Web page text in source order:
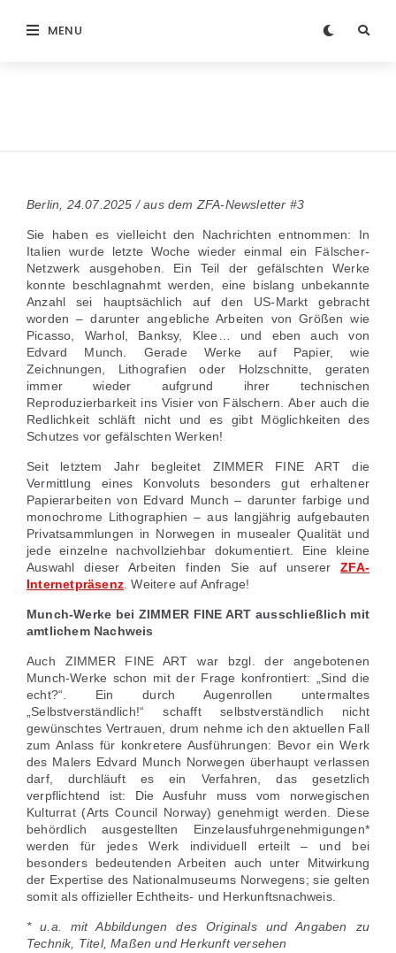
MENU
Berlin, 24.07.2025 / aus dem ZFA-Newsletter #3
Sie haben es vielleicht den Nachrichten entnommen: In
Italien wurde letzte Woche wieder einmal ein Fälscher-
Netzwerk ausgehoben. Ein Teil der gefälschten Werke
konnte beschlagnahmt werden, eine bislang unbekannte
Anzahl sei hauptsächlich auf den US-Markt gebracht
worden – darunter angebliche Arbeiten von Größen wie
Picasso, Warhol, Banksy, Klee… und eben auch von
Edvard Munch. Gerade Werke auf Papier, wie
Zeichnungen, Lithografien oder Holzschnitte, geraten
immer wieder aufgrund ihrer technischen
Reproduzierbarkeit ins Visier von Fälschern. Aber auch die
Redlichkeit schläft nicht und es gibt Möglichkeiten des
Schutzes vor gefälschten Werken!
Seit letztem Jahr begleitet ZIMMER FINE ART die
Vermittlung eines Konvoluts besonders gut erhaltener
Papierarbeiten von Edvard Munch – darunter farbige und
monochrome Lithographien – aus langjährig aufgebauten
Privatsammlungen in Norwegen in musealer Qualität und
jede einzelne nachvollziehbar dokumentiert. Eine kleine
Auswahl dieser Arbeiten finden Sie auf unsererZFA-
Internetpräsenz . Weitere auf Anfrage!
Munch-Werke bei ZIMMER FINE ART ausschließlich mit
amtlichem Nachweis
Auch ZIMMER FINE ART war bzgl. der angebotenen
Munch-Werke schon mit der Frage konfrontiert: „Sind die
echt?“. Ein durch Augenrollen untermaltes
„Selbstverständlich!“ schafft selbstverständlich nicht
gewünschtes Vertrauen, drum nehme ich den aktuellen Fall
zum Anlass für konkretere Ausführungen: Bevor ein Werk
des Malers Edvard Munch Norwegen überhaupt verlassen
darf, durchläuft es ein Verfahren, das gesetzlich
verpflichtend ist: Die Ausfuhr muss vom norwegischen
Kulturrat (Arts Council Norway) genehmigt werden. Diese
behördlich ausgestellten Einzelausfuhrgenehmigungen*
werden für jedes Werk individuell erteilt – und bei
besonders bedeutenden Arbeiten auch unter Mitwirkung
der Expertise des Nationalmuseums Norwegens; sie gelten
somit als offizieller Echtheits- und Herkunftsnachweis.
* u.a. mit Abbildungen des Originals und Angaben zu
Technik, Titel, Maßen und Herkunft versehen